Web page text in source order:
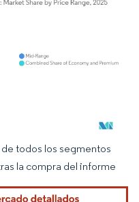
atribución según CC BY 4.0.
todos los segmentos
la compra del informe